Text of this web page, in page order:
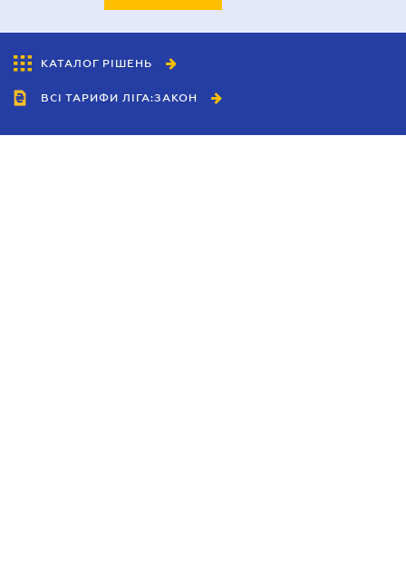
КАТАЛОГ РІШЕНЬ
ВСІ ТАРИФИ ЛІГА:ЗАКОН